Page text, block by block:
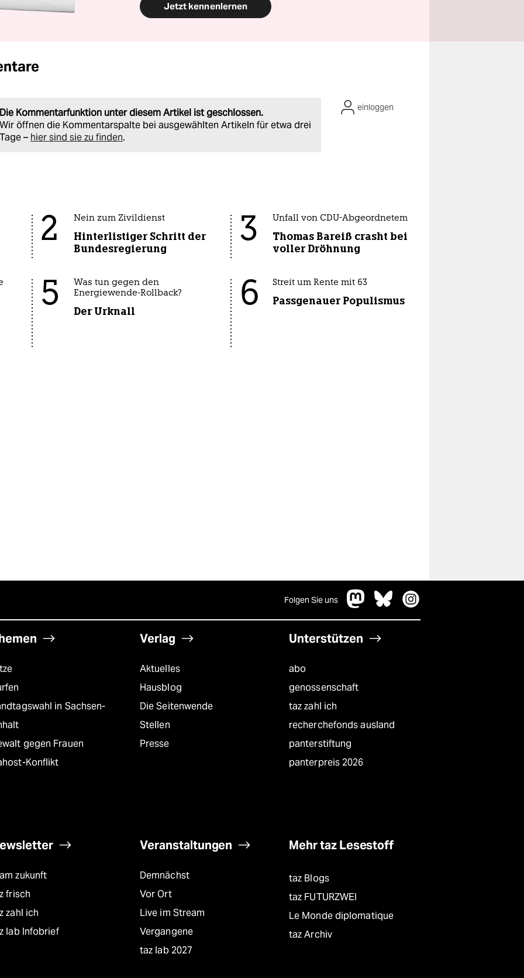
Jetzt kennenlernen
Die Kommentarfunktion unter diesem Artikel ist geschlossen.
Wir öffnen die Kommentarspalte bei ausgewählten Artikeln für etwa drei
Tage – hier sind sie zu finden.
einloggen
2 Nein zum Zivildienst
Hinterlistiger Schritt der
Bundesregierung
3 Unfall von CDU-Abgeordnetem
Thomas Bareiß crasht bei
voller Dröhnung
5
Was tun gegen den
Energiewende-Rollback?
Der Urknall 6 Streit um Rente mit 63
Passgenauer Populismus
Folgen Sie uns
in Sachsen-
gegen Frauen
Konflikt
Verlag
Aktuelles
Hausblog
Die Seitenwende
Stellen
Presse
Unterstützen
abo
genossenschaft
taz zahl ich
recherchefonds ausland
panterstiftung
panterpreis 2026
zukunft
frisch
zahl ich
lab Infobrief
Veranstaltungen
Demnächst
Vor Ort
Live im Stream
Vergangene
taz lab 2027
Mehr taz Lesestoff
taz Blogs
taz FUTURZWEI
Le Monde diplomatique
taz Archiv